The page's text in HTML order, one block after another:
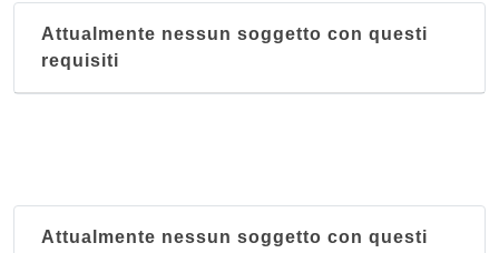
Attualmente nessun soggetto con questi
requisiti
Attualmente nessun soggetto con questi